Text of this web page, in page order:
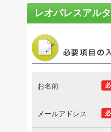
レオパレスアル
お名前
メールアドレス